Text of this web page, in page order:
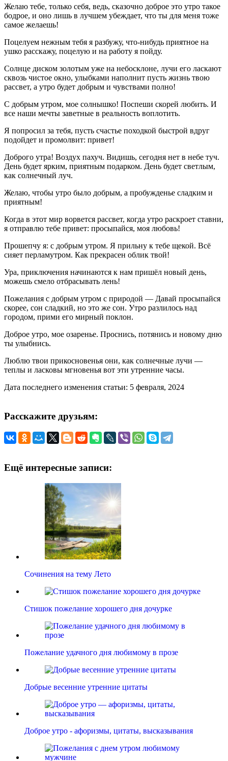
Желаю тебе, только себя, ведь, сказочно доброе это утро такое
бодрое, и оно лишь в лучшем убеждает, что ты для меня тоже
самое желаешь!
Поцелуем нежным тебя я разбужу, что-нибудь приятное на
ушко расскажу, поцелую и на работу я пойду.
Солнце диском золотым уже на небосклоне, лучи его ласкают
сквозь чистое окно, улыбками наполнит пусть жизнь твою
рассвет, а утро будет добрым и чувствами полно!
С добрым утром, мое солнышко! Поспеши скорей любить. И
все наши мечты заветные в реальность воплотить.
Я попросил за тебя, пусть счастье походкой быстрой вдруг
подойдет и промолвит: привет!
Доброго утра! Воздух пахуч. Видишь, сегодня нет в небе туч.
День будет ярким, приятным подарком. День будет светлым,
как солнечный луч.
Желаю, чтобы утро было добрым, а пробужденье сладким и
приятным!
Когда в этот мир ворвется рассвет, когда утро раскроет ставни,
я отправлю тебе привет: просыпайся, моя любовь!
Прошепчу я: с добрым утром. Я прильну к тебе щекой. Всё
сияет перламутром. Как прекрасен облик твой!
Ура, приключения начинаются к нам пришёл новый день,
можешь смело отбрасывать лень!
Пожелания с добрым утром с природой — Давай просыпайся
скорее, сон сладкий, но это же сон. Утро разлилось над
городом, прими его мирный поклон.
Доброе утро, мое озаренье. Проснись, потянись и новому дню
ты улыбнись.
Люблю твои прикосновенья они, как солнечные лучи —
теплы и ласковы мгновенья вот эти утренние часы.
Дата последнего изменения статьи: 5 февраля, 2024
Расскажите друзьям:
Ещё интересные записи:
Сочинения на тему Лето
Стишок пожелание хорошего дня дочурке
Пожелание удачного дня любимому в прозе
Добрые весенние утренние цитаты
Доброе утро - афоризмы, цитаты, высказывания